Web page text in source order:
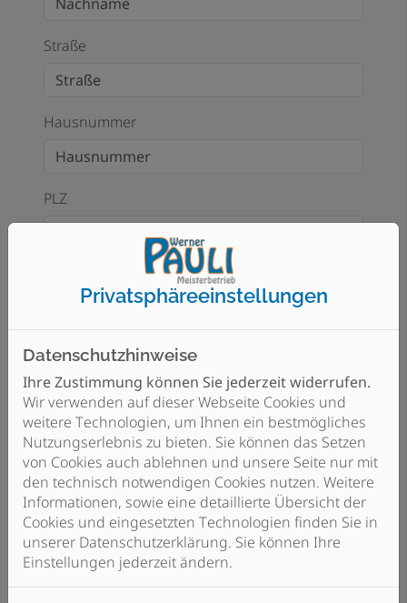
Straße
Hausnummer
PLZ
E-Mail*
Telefon
Betreff
Privatsphäre­einstellungen
Datenschutzhinweise
Ihre Zustimmung können Sie jederzeit widerrufen.
Wir verwenden auf dieser Webseite Cookies und
weitere Technologien, um Ihnen ein bestmögliches
Nutzungserlebnis zu bieten. Sie können das Setzen
von Cookies auch ablehnen und unsere Seite nur mit
den technisch notwendigen Cookies nutzen. Weitere
Informationen, sowie eine detaillierte Übersicht der
Cookies und eingesetzten Technologien finden Sie in
unserer Datenschutzerklärung. Sie können Ihre
Einstellungen jederzeit ändern.